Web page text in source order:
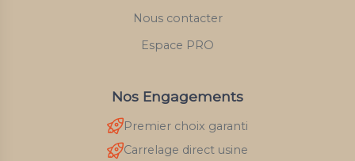
Nous contacter
Espace PRO
Nos Engagements
Premier choix garanti
Carrelage direct usine